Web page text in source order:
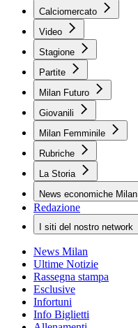
Calciomercato
Video
Stagione
Partite
Milan Futuro
Giovanili
Milan Femminile
Rubriche
La Storia
News economiche Milan
Redazione
I siti del nostro network
News Milan
Ultime Notizie
Rassegna stampa
Esclusive
Infortuni
Info Biglietti